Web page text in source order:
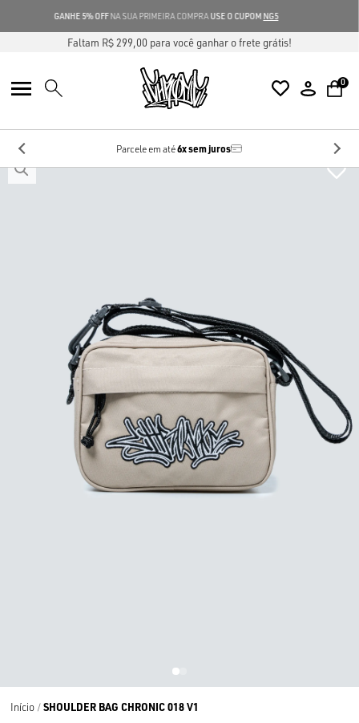
GANHE 5% OFF NA SUA PRIMEIRA COMPRAUSE O CUPOM NG5
Faltam R$ 299,00 para você ganhar o frete grátis!
0
Parcele em até6x sem juros
Início SHOULDER BAG CHRONIC 018 V1